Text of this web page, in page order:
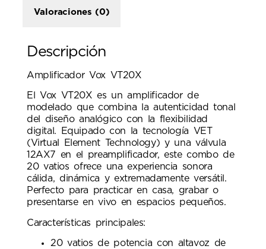
Valoraciones (0)
Descripción
Amplificador Vox VT20X
El Vox VT20X es un amplificador de
modelado que combina la autenticidad tonal
del diseño analógico con la flexibilidad
digital. Equipado con la tecnología VET
(Virtual Element Technology) y una válvula
12AX7 en el preamplificador, este combo de
20 vatios ofrece una experiencia sonora
cálida, dinámica y extremadamente versátil.
Perfecto para practicar en casa, grabar o
presentarse en vivo en espacios pequeños.
Características principales:
20 vatios de potencia con altavoz de